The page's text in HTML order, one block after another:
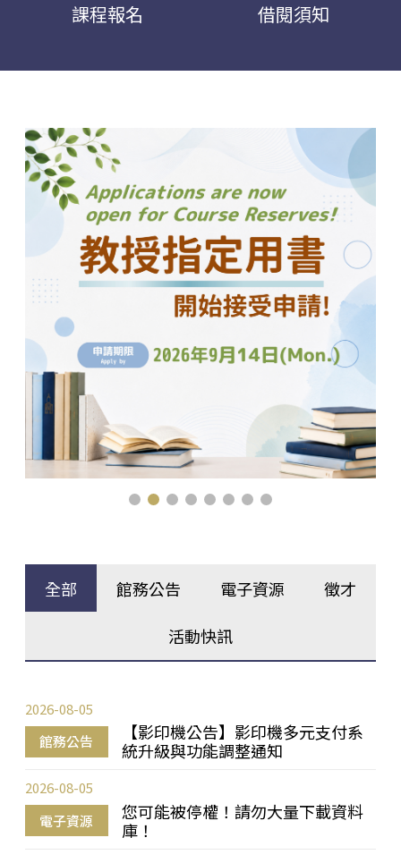
課程報名 借閱須知
全部 館務公告 電子資源 徵才
活動快訊
館務公告
【影印機公告】影印機多元支付系
統升級與功能調整通知
2026-08-05
電子資源
您可能被停權！請勿大量下載資料
庫！
2026-08-05